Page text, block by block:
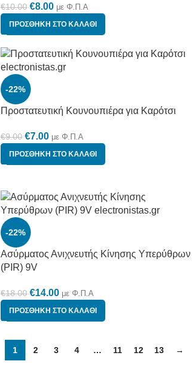
€10.00 €8.00 με Φ.Π.Α
ΠΡΟΣΘΉΚΗ ΣΤΟ ΚΑΛΆΘΙ
-22%
Προστατευτική Κουνουπιέρα για Καρότσι
€9.00 €7.00 με Φ.Π.Α
ΠΡΟΣΘΉΚΗ ΣΤΟ ΚΑΛΆΘΙ
-22%
Ασύρματος Ανιχνευτής Κίνησης Υπερύθρων
(PIR) 9V
€18.00 €14.00 με Φ.Π.Α
ΠΡΟΣΘΉΚΗ ΣΤΟ ΚΑΛΆΘΙ
1 2 3 4 … 11 12 13 →